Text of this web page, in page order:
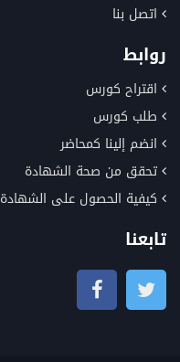
اتصل بنا
روابط
اقتراح كورس
طلب كورس
انضم إلينا كمحاضر
تحقق من صحة الشهادة
كيفية الحصول على الشهادة
تابعنا